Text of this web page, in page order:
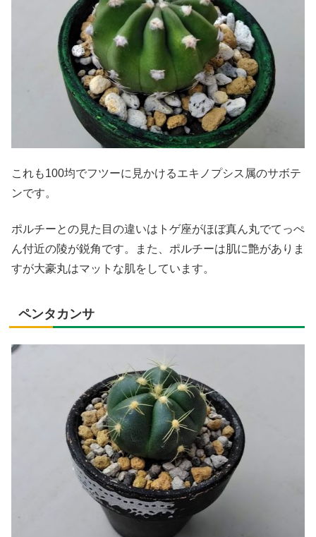
これも100均でフツーに見かけるエキノプシス属のサボテ
ンです。
ポルチーとの見た目の違いはトゲ座がほぼ真ん丸でてっぺ
ん付近の陵が鋭角です。また、ポルチーは肌に艶がありま
すが大豪丸はマットな肌をしています。
ペンタカンサ